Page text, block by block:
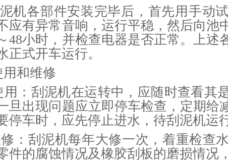
各部件安装完毕后，首先用手动
应有异常音响，运行平稳，然后向池
48小时，并检查电器是否正常。上述
正式开车运行。
用和维修
用：刮泥机在运转中，应随时查看其
旦出现问题应立即停车检查，定期给
停车时，应先停止进水，待刮泥机运
：刮泥机每年大修一次，着重检查
件的腐蚀情况及橡胶刮板的磨损情况